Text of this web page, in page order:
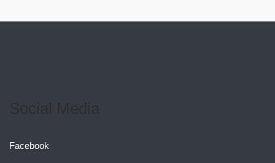
Facebook